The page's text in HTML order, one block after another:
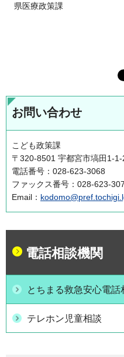
県医療政策課
お問い合わせ
こども政策課
〒320-8501 宇都宮市塙田1-
電話番号：028-623-3068
ファックス番号：028-623-
Email：
電話相談機関
とちまる救急安心電話
テレホン児童相談